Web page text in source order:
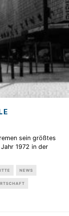
sein größtes
1972 in der
NEWS